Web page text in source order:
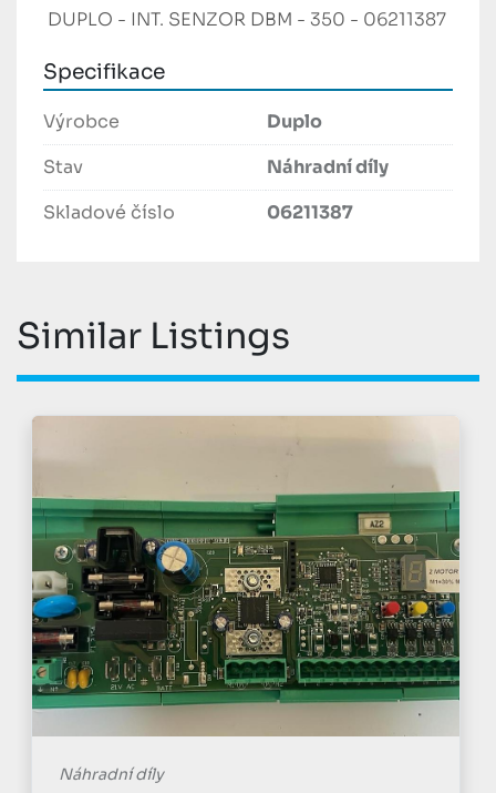
DUPLO - INT. SENZOR DBM - 350 - 06211387
Specifikace
Výrobce
Duplo
Stav
Náhradní díly
Skladové číslo
06211387
Similar Listings
Náhradní díly